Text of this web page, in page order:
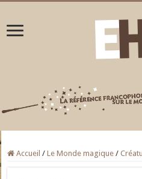
Accueil / Le Monde magique /